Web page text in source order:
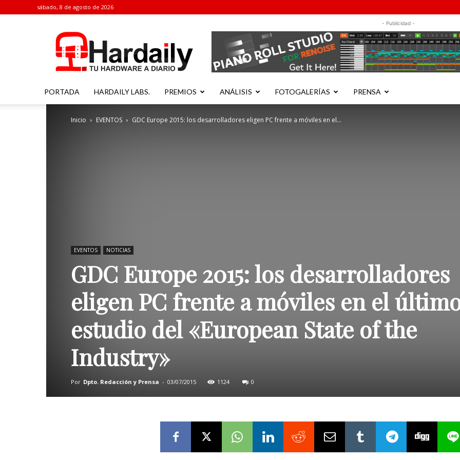
sábado, 8 de agosto de 2026
- Publicidad -
PORTADA HARDAILY LABS. PREMIOS ANÁLISIS FOTOGALERÍAS PRENSA
Inicio EVENTOS GDC Europe 2015: los desarrolladores eligen PC frente a móviles en el...
EVENTOS NOTICIAS
GDC Europe 2015: los desarrolladores
eligen PC frente a móviles en el
estudio del «European State of the
Industry»
Por Dpto. Redacción y Prensa - 03/07/2015 1124 0